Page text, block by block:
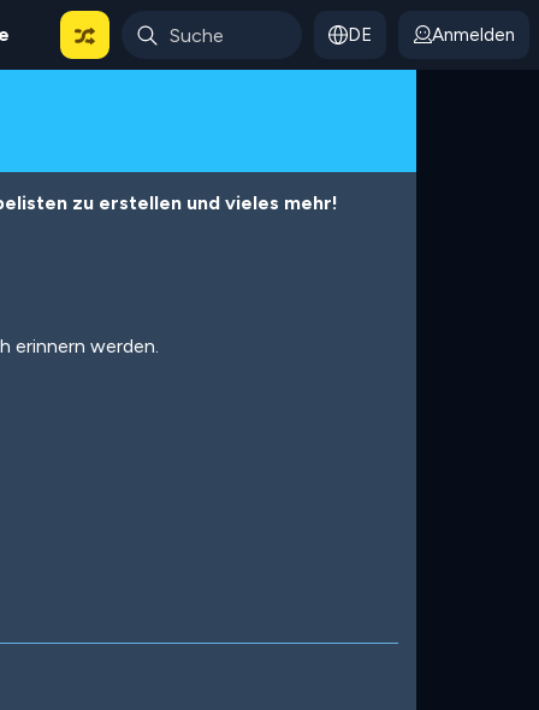
DE Anmelden
zu erstellen und vieles mehr!
erinnern werden.